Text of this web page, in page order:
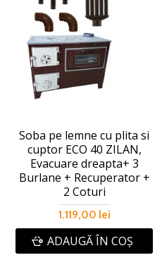
Soba pe lemne cu plita si
cuptor ECO 40 ZILAN,
Evacuare dreapta+ 3
Burlane + Recuperator +
2 Coturi
1.119,00 lei
ADAUGĂ ÎN COŞ